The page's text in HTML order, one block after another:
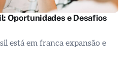
Oportunidades e Desafios
está em franca expansão e